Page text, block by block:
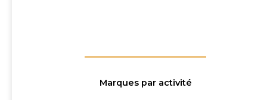
Marques par activité